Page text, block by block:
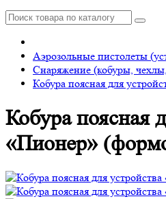
Аэрозольные пистолеты
Снаряжение (кобуры,
Кобура поясная для
Кобура поясная
«Пионер»